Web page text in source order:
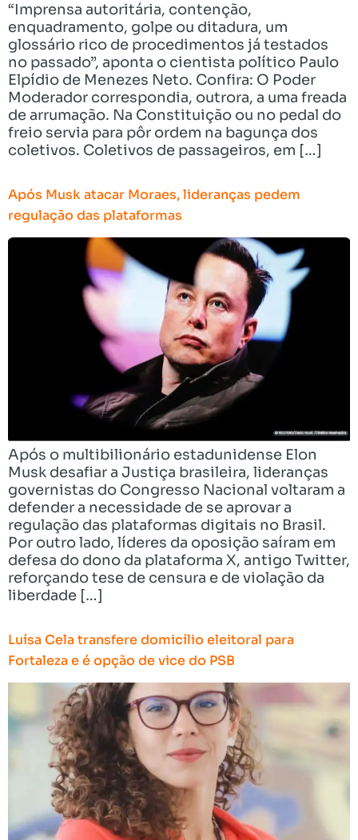
“Imprensa autoritária, contenção,
enquadramento, golpe ou ditadura, um
glossário rico de procedimentos já testados
no passado”, aponta o cientista político Paulo
Elpídio de Menezes Neto. Confira: O Poder
Moderador correspondia, outrora, a uma freada
de arrumação. Na Constituição ou no pedal do
freio servia para pôr ordem na bagunça dos
coletivos. Coletivos de passageiros, em […]
Após Musk atacar Moraes, lideranças pedem
regulação das plataformas
Após o multibilionário estadunidense Elon
Musk desafiar a Justiça brasileira, lideranças
governistas do Congresso Nacional voltaram a
defender a necessidade de se aprovar a
regulação das plataformas digitais no Brasil.
Por outro lado, líderes da oposição saíram em
defesa do dono da plataforma X, antigo Twitter,
reforçando tese de censura e de violação da
liberdade […]
Luísa Cela transfere domicílio eleitoral para
Fortaleza e é opção de vice do PSB